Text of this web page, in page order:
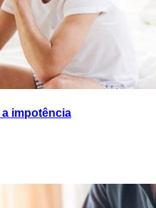
impotência